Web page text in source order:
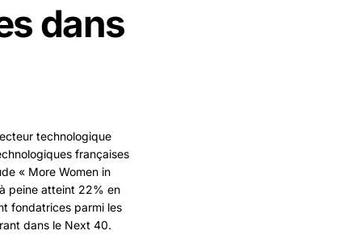
dans
technologique
françaises
« More Women in
peine atteint 22% en
fondatrices parmi les
dans le Next 40.